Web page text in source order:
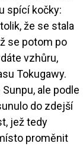
spící kočky:
že se stala
se potom po
vzhůru,
Tokugawy.
ale podle
do zdejší
jež tedy
proměnit